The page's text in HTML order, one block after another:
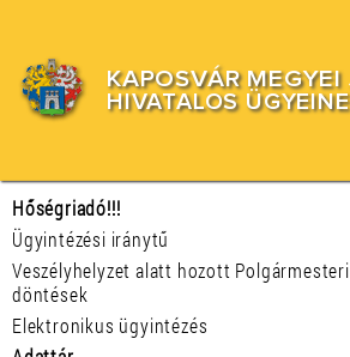
KAPOSVÁR
HIVATALOS
Hőségriadó!!!
Ügyintézési iránytű
Veszélyhelyzet alatt hozott Polgármesteri
döntések
Elektronikus ügyintézés